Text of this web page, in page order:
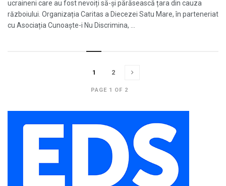
ucraineni care au fost nevoiți să-și părăsească țara din cauza
războiului. Organizația Caritas a Diecezei Satu Mare, în parteneriat
cu Asociația Cunoaște-i Nu Discrimina, ...
PAGE 1 OF 2
1 2